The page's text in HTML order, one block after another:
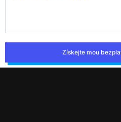
Získejte mou